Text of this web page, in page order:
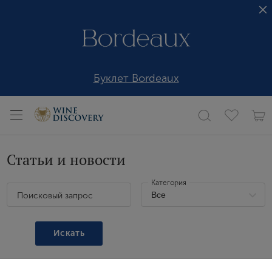
Буклет Bordeaux
Статьи и новости
Поисковый запрос
Категория
Искать